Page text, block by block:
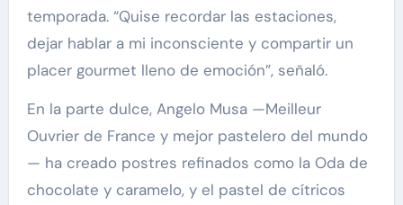
temporada. “Quise recordar las estaciones,
dejar hablar a mi inconsciente y compartir un
placer gourmet lleno de emoción”, señaló.
En la parte dulce, Angelo Musa —Meilleur
Ouvrier de France y mejor pastelero del mundo
— ha creado postres refinados como la Oda de
chocolate y caramelo, y el pastel de cítricos